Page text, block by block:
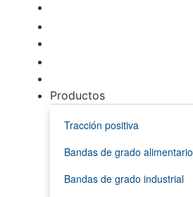
Productos
Tracción positiva
Bandas de grado alimentario
Bandas de grado industrial